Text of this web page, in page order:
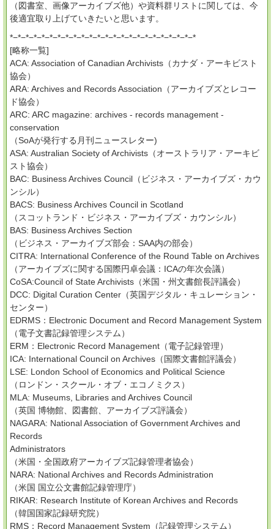
（図書室、画像アーカイブズ他）や資料群リストに関しては、今
後適宜取り上げていきたいと思います。
*−*−*−*−*−*−*−*−*−*−*−*−*−*−*−*−*−*−*−*−*−*−*−*
[略称一覧]
ACA: Association of Canadian Archivists（カナダ・アーキビスト
協会）
ARA: Archives and Records Association（アーカイブズとレコー
ド協会）
ARC: ARC magazine: archives - records management -
conservation
（SoAが発行する月刊ニュースレター)
ASA: Australian Society of Archivists（オーストラリア・アーキビ
スト協会）
BAC: Business Archives Council（ビジネス・アーカイブズ・カウ
ンシル）
BACS: Business Archives Council in Scotland
（スコットランド・ビジネス・アーカイブズ・カウンシル）
BAS: Business Archives Section
（ビジネス・アーカイブズ部会：SAA内の部会）
CITRA: International Conference of the Round Table on Archives
（アーカイブズに関する国際円卓会議：ICAの年次会議）
CoSA:Council of State Archivists（米国・州文書館長評議会）
DCC: Digital Curation Center（英国デジタル・キュレーション・
センター）
EDRMS：Electronic Document and Record Management System
（電子文書記録管理システム）
ERM：Electronic Record Management（電子記録管理）
ICA: International Council on Archives（国際文書館評議会）
LSE: London School of Economics and Political Science
（ロンドン・スクール・オブ・エコノミクス）
MLA: Museums, Libraries and Archives Council
（英国 博物館、図書館、アーカイブズ評議会）
NAGARA: National Association of Government Archives and
Records
Administrators
（米国・全国政府アーカイブズ記録管理者協会）
NARA: National Archives and Records Administration
（米国 国立公文書館記録管理庁）
RIKAR: Research Institute of Korean Archives and Records
（韓国国家記録研究院）
RMS：Record Management System（記録管理システム）